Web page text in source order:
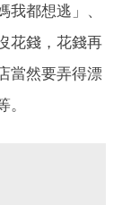
都想逃」、
花錢，花錢再
當然要弄得漂